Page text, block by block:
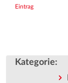
Eintrag
Kategorie: